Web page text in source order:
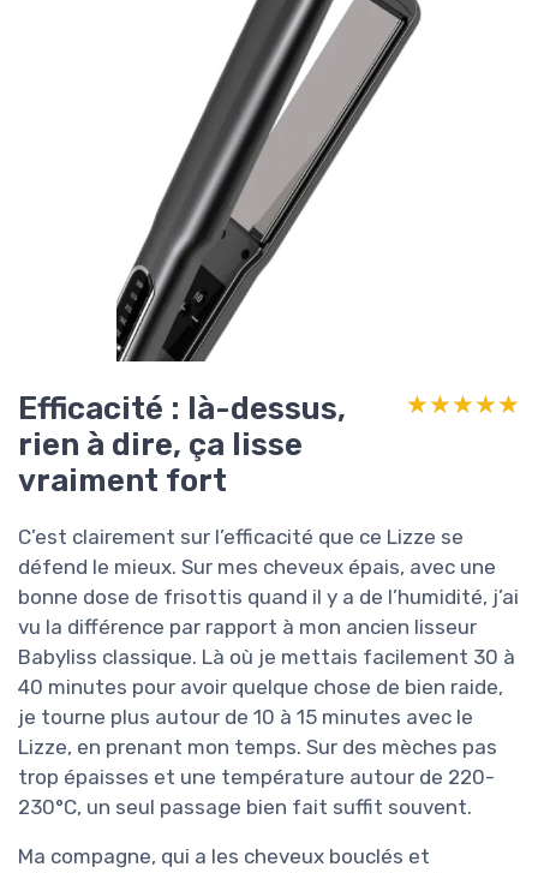
Efficacité : là-dessus,
rien à dire, ça lisse
vraiment fort
★★★★★
★★★★★
C’est clairement sur l’efficacité que ce Lizze se
défend le mieux. Sur mes cheveux épais, avec une
bonne dose de frisottis quand il y a de l’humidité, j’ai
vu la différence par rapport à mon ancien lisseur
Babyliss classique. Là où je mettais facilement 30 à
40 minutes pour avoir quelque chose de bien raide,
je tourne plus autour de 10 à 15 minutes avec le
Lizze, en prenant mon temps. Sur des mèches pas
trop épaisses et une température autour de 220-
230°C, un seul passage bien fait suffit souvent.
Ma compagne, qui a les cheveux bouclés et